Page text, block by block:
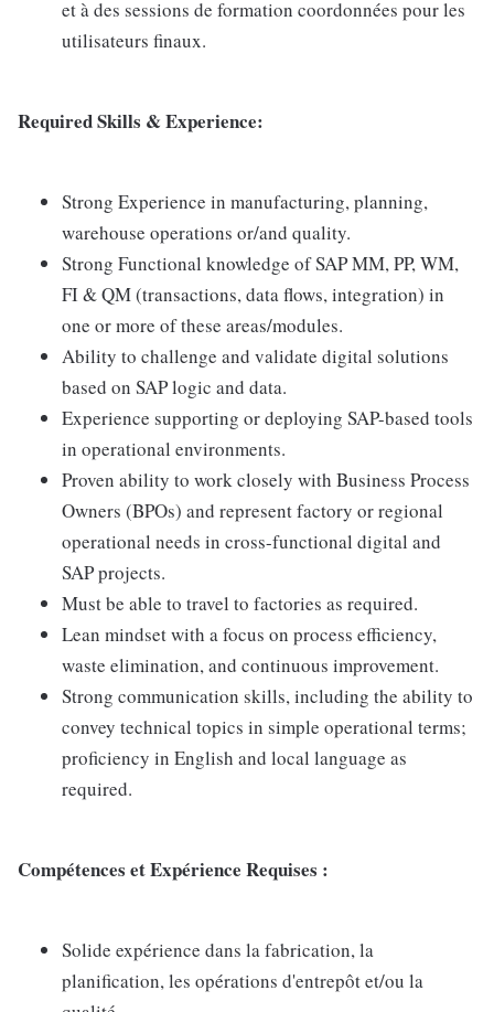
et à des sessions de formation coordonnées pour les
utilisateurs finaux.
Required Skills & Experience:
Strong Experience in manufacturing, planning,
warehouse operations or/and quality.
Strong Functional knowledge of SAP MM, PP, WM,
FI & QM (transactions, data flows, integration) in
one or more of these areas/modules.
Ability to challenge and validate digital solutions
based on SAP logic and data.
Experience supporting or deploying SAP-based tools
in operational environments.
Proven ability to work closely with Business Process
Owners (BPOs) and represent factory or regional
operational needs in cross-functional digital and
SAP projects.
Must be able to travel to factories as required.
Lean mindset with a focus on process efficiency,
waste elimination, and continuous improvement.
Strong communication skills, including the ability to
convey technical topics in simple operational terms;
proficiency in English and local language as
required.
Compétences et Expérience Requises :
Solide expérience dans la fabrication, la
planification, les opérations d'entrepôt et/ou la